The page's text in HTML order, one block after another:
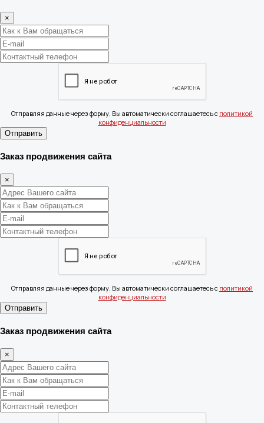
×
Отправляя данные через форму, Вы автоматически соглашаетесь с политикой
конфиденциальности
Отправить
Заказ продвижения сайта
×
Отправляя данные через форму, Вы автоматически соглашаетесь с политикой
конфиденциальности
Отправить
Заказ продвижения сайта
×